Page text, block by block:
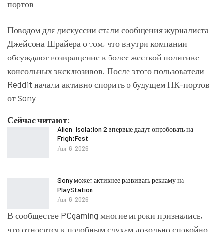
Поводом для дискуссии стали сообщения журналиста
Джейсона Шрайера о том, что внутри компании
обсуждают возвращение к более жесткой политике
консольных эксклюзивов. После этого пользователи
Reddit начали активно спорить о будущем ПК-портов
от Sony.
Сейчас читают:
Alien: Isolation 2 впервые дадут опробовать на
FrightFest
Авг 6, 2026
Sony может активнее развивать рекламу на
PlayStation
Авг 6, 2026
В сообществе PCgaming многие игроки признались,
что относятся к подобным слухам довольно спокойно.